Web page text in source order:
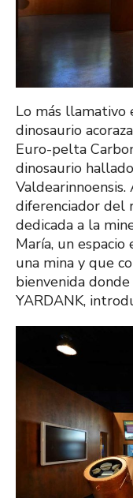
Lo más llamativo
dinosaurio
Euro-pelta
dinosaurio
diferenciador del
dedicada a la
María, un
una mina y que
bienvenida
YARDANK,